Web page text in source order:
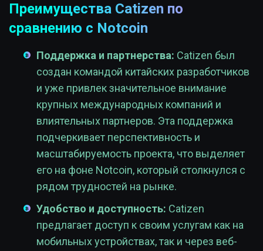
Преимущества Catizen по
сравнению с Notcoin
Поддержка и партнерства: Catizen был
создан командой китайских разработчиков
и уже привлек значительное внимание
крупных международных компаний и
влиятельных партнеров. Эта поддержка
подчеркивает перспективность и
масштабируемость проекта, что выделяет
его на фоне Notcoin, который столкнулся с
рядом трудностей на рынке.
Удобство и доступность: Catizen
предлагает доступ к своим услугам как на
мобильных устройствах, так и через веб-